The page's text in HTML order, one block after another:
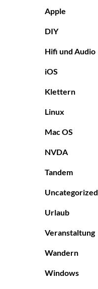
Apple
DIY
Hifi und Audio
iOS
Klettern
Linux
Mac OS
NVDA
Tandem
Uncategorized
Urlaub
Veranstaltung
Wandern
Windows